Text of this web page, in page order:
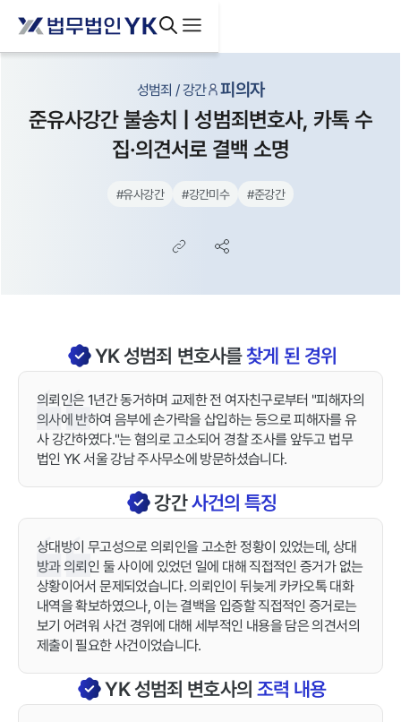
성범죄 / 강간 피의자
준유사강간 불송치 | 성범죄변호사, 카톡 수
집·의견서로 결백 소명
#유사강간 #강간미수 #준강간
YK성범죄 변호사를찾게 된 경위
의뢰인은 1년간 동거하며 교제한 전 여자친구로부터 "피해자의
의사에 반하여 음부에 손가락을 삽입하는 등으로 피해자를 유
사 강간하였다."는 혐의로 고소되어 경찰 조사를 앞두고 법무
법인 YK 서울 강남 주사무소에 방문하셨습니다.
강간사건의 특징
상대방이 무고성으로 의뢰인을 고소한 정황이 있었는데, 상대
방과 의뢰인 둘 사이에 있었던 일에 대해 직접적인 증거가 없는
상황이어서 문제되었습니다. 의뢰인이 뒤늦게 카카오톡 대화
내역을 확보하였으나, 이는 결백을 입증할 직접적인 증거로는
보기 어려워 사건 경위에 대해 세부적인 내용을 담은 의견서의
제출이 필요한 사건이었습니다.
YK성범죄 변호사의조력 내용